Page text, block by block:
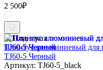
2 500₽
Под заказ
Плинтус алюминиевый для
TJ60-5 Черный
Артикул: TJ60-5_black